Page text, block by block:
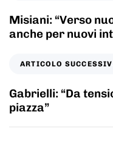
Misiani: “Verso
anche per nuovi
ARTICOLO
Gabrielli: “Da
piazza”